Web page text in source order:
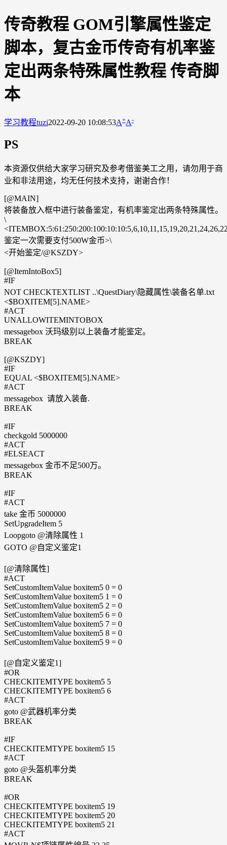
传奇教程 GOM引擎属性鉴定
脚本，复古金币传奇有机率鉴
定出两条特殊属性教程 传奇脚
本
学习教程tuzi2022-09-20 10:08:53A+A-
PS
本资源仅供给大家学习研究及参考借鉴美工之用，请勿用于商
业和非法用途，均无任何技术支持，谢谢合作！
[@MAIN]
将装备放入框中进行装备鉴定，有机率鉴定出两条特殊属性。
\
鉴定一次需要支付500W金币>\
<开始鉴定/@KSZDY>
[@ItemIntoBox5]
#IF
NOT CHECKTEXTLIST ..\QuestDiary\隐藏属性\装备名单.txt
<$BOXITEM[5].NAME>
#ACT
UNALLOWITEMINTOBOX
messagebox 沃玛级别以上装备才能鉴定。
BREAK
[@KSZDY]
#IF
EQUAL <$BOXITEM[5].NAME>
#ACT
messagebox 请放入装备.
BREAK
#IF
checkgold 5000000
#ACT
#ELSEACT
messagebox 金币不足500万。
BREAK
#IF
#ACT
take 金币 5000000
SetUpgradeItem 5
Loopgoto @清除属性 1
GOTO @自定义鉴定1
[@清除属性]
#ACT
SetCustomItemValue boxitem5 0 = 0
SetCustomItemValue boxitem5 1 = 0
SetCustomItemValue boxitem5 2 = 0
SetCustomItemValue boxitem5 6 = 0
SetCustomItemValue boxitem5 7 = 0
SetCustomItemValue boxitem5 8 = 0
SetCustomItemValue boxitem5 9 = 0
[@自定义鉴定1]
#OR
CHECKITEMTYPE boxitem5 5
CHECKITEMTYPE boxitem5 6
#ACT
goto @武器机率分类
BREAK
#IF
CHECKITEMTYPE boxitem5 15
#ACT
goto @头盔机率分类
BREAK
#OR
CHECKITEMTYPE boxitem5 19
CHECKITEMTYPE boxitem5 20
CHECKITEMTYPE boxitem5 21
#ACT